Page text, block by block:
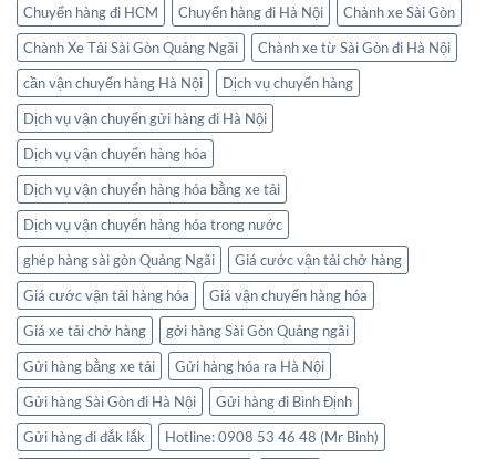
Chuyển hàng đi HCM Chuyển hàng đi Hà Nội
Chành xe Sài Gòn
Chành Xe Tải Sài Gòn Quảng Ngãi
Chành xe từ Sài Gòn đi Hà Nội
cần vận chuyển hàng Hà Nội
Dịch vụ chuyển hàng
Dịch vụ vận chuyển gửi hàng đi Hà Nội
Dịch vụ vận chuyển hàng hóa
Dịch vụ vận chuyển hàng hóa bằng xe tải
Dịch vụ vận chuyển hàng hóa trong nước
ghép hàng sài gòn Quảng Ngãi
Giá cước vận tải chở hàng
Giá cước vận tải hàng hóa
Giá vận chuyển hàng hóa
Giá xe tải chở hàng
gởi hàng Sài Gòn Quảng ngãi
Gửi hàng bằng xe tải
Gửi hàng hóa ra Hà Nội
Gửi hàng Sài Gòn đi Hà Nội
Gửi hàng đi Bình Định
Gửi hàng đi đắk lắk
Hotline: 0908 53 46 48 (Mr Bình)